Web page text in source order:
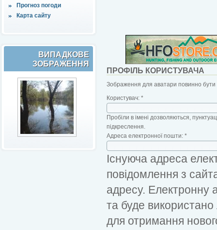
Прогноз погоди
Карта сайту
ВИПАДКОВЕ
ЗОБРАЖЕННЯ
ПРОФІЛЬ КОРИСТУВАЧА
Зображення для аватари повинно бути
Користувач: *
Пробіли в імені дозволяються,
підкреслення.
Адреса електронної пошти: *
Існуюча адреса
повідомлення з
адресу. Електронну
та буде
для отримання